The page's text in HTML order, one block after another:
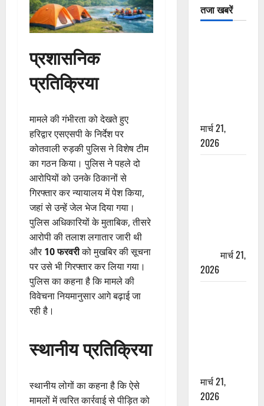
प्रशासनिक
प्रतिक्रिया
मामले की गंभीरता को देखते हुए
हरिद्वार एसएसपी के निर्देश पर
कोतवाली रुड़की पुलिस ने विशेष टीम
का गठन किया। पुलिस ने पहले दो
आरोपियों को उनके ठिकानों से
गिरफ्तार कर न्यायालय में पेश किया,
जहां से उन्हें जेल भेज दिया गया।
पुलिस अधिकारियों के मुताबिक, तीसरे
आरोपी की तलाश लगातार जारी थी
और 10 फरवरीको मुखबिर की सूचना
पर उसे भी गिरफ्तार कर लिया गया।
पुलिस का कहना है कि मामले की
विवेचना नियमानुसार आगे बढ़ाई जा
रही है।
स्थानीय प्रतिक्रिया
स्थानीय लोगों का कहना है कि ऐसे
मामलों में त्वरित कार्रवाई से पीड़ित को
तजा खबरें
मार्च 21,
2026
मार्च 21,
2026
मार्च 21,
2026